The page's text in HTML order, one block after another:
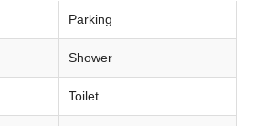
Parking
Shower
Toilet